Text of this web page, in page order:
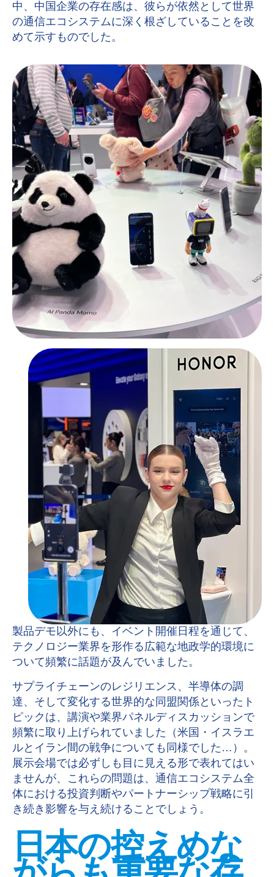
中、中国企業の存在感は、彼らが依然として世界
の通信エコシステムに深く根ざしていることを改
めて示すものでした。
製品デモ以外にも、イベント開催日程を通じて、
テクノロジー業界を形作る広範な地政学的環境に
ついて頻繁に話題が及んでいました。
サプライチェーンのレジリエンス、半導体の調
達、そして変化する世界的な同盟関係といったト
ピックは、講演や業界パネルディスカッションで
頻繁に取り上げられていました（米国・イスラエ
ルとイラン間の戦争についても同様でした…）。
展示会場では必ずしも目に見える形で表れてはい
ませんが、これらの問題は、通信エコシステム全
体における投資判断やパートナーシップ戦略に引
き続き影響を与え続けることでしょう。
日本の控えめな